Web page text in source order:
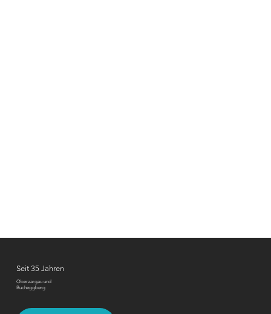
Seit 35 Jahren
Oberaargau und
Bucheggberg